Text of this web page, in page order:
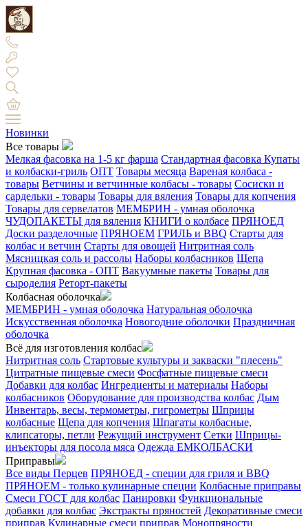
Новинки
Все товары
Мелкая фасовка на 1-5 кг фарша Стандартная фасовка Купаты
и колбаски-гриль ОПТ Товары месяца Вареная колбаса -
товары Ветчины и ветчинные колбасы - товары Сосиски и
сардельки - товары Товары для вяления Товары для копчения
Товары для сервелатов МЕМБРИН - умная оболочка
ЧУДОПАКЕТЫ для вяления КНИГИ о колбасе ПРЯНОЕД
Доски разделочные ПРЯНОЕМ ГРИЛЬ и BBQ Старты для
колбас и ветчин Старты для овощей Нитритная соль
Мясницкая соль и рассолы Наборы колбасников Щепа
Крупная фасовка - ОПТ Вакуумные пакеты Товары для
сыроделия Реторт-пакеты
Колбасная оболочка
МЕМБРИН - умная оболочка Натуральная оболочка
Искусственная оболочка Новогодние оболочки Праздничная
оболочка
Всё для изготовления колбас
Нитритная соль Стартовые культуры и закваски "плесень"
Цитратные пищевые смеси Фосфатные пищевые смеси
Добавки для колбас Ингредиенты и материалы Наборы
колбасников Оборудование для производства колбас Дым
Инвентарь, весы, термометры, гигрометры Шприцы
колбасные Щепа для копчения Шпагаты колбасные,
клипсаторы, петли Режущий инструмент Сетки Шприцы-
инъекторы для посола мяса Одежда ЕМКОЛБАСКИ
Приправы
Все виды Перцев ПРЯНОЕД - специи для гриля и BBQ
ПРЯНОЕМ - только кулинарные специи Колбасные приправы
Смеси ГОСТ для колбас Панировки Функциональные
добавки для колбас Экстракты пряностей Декоративные смеси
приправ Кулинарные смеси приправ Монопряности